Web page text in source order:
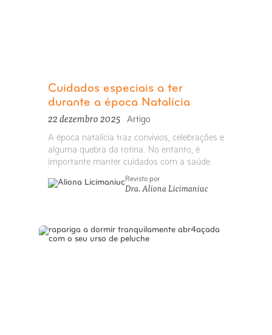
Cuidados especiais a ter
durante a época Natalícia
22 dezembro 2025
Artigo
A época natalícia traz convívios, celebrações e
alguma quebra da rotina. No entanto, é
importante manter cuidados com a saúde.
Revisto por
Dra. Aliona Licimaniuc